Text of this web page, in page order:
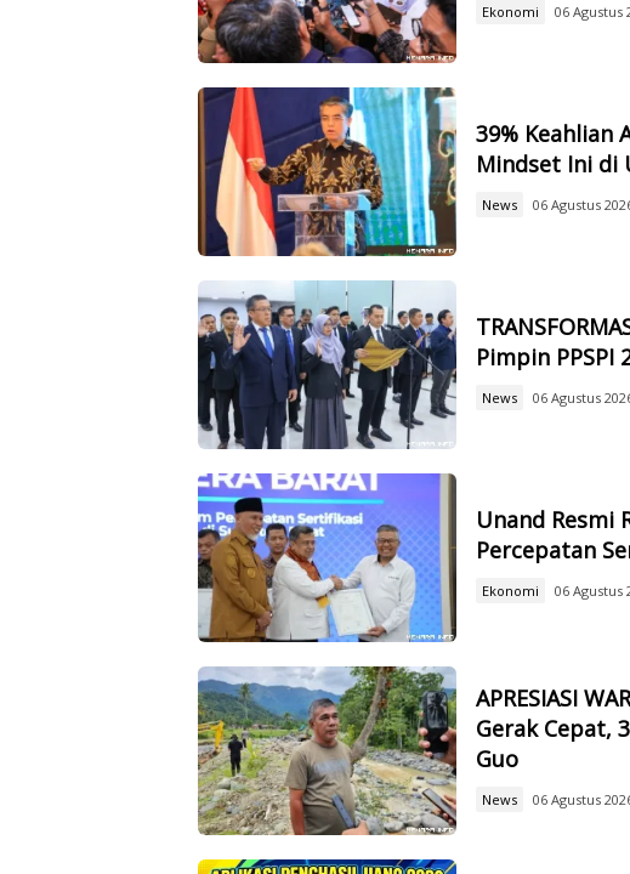
Ekonomi 06 Agustus
39% Keahlian
Mindset Ini di
News 06 Agustus
Pimpin PPSPI
News 06 Agustus
Unand Resmi
Percepatan
Ekonomi 06 Agustus
APRESIASI
Gerak Cepat,
Guo
News 06 Agustus